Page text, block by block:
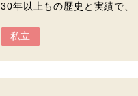
30年以上もの歴史と実績で、
私立